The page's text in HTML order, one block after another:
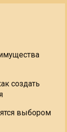
создать
выбором